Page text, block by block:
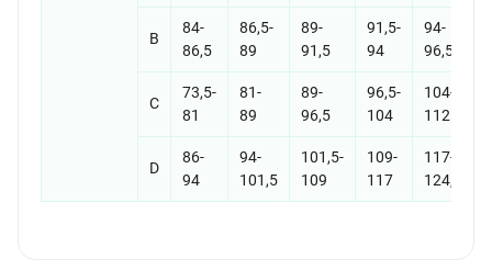
B
84-
86,5
86,5-
89
89-
91,5
91,5-
94
94-
96,5
C
73,5-
81
81-
89
89-
96,5
96,5-
104
104-
112
D
86-
94
94-
101,5
101,5-
109
109-
117
117-
124,5